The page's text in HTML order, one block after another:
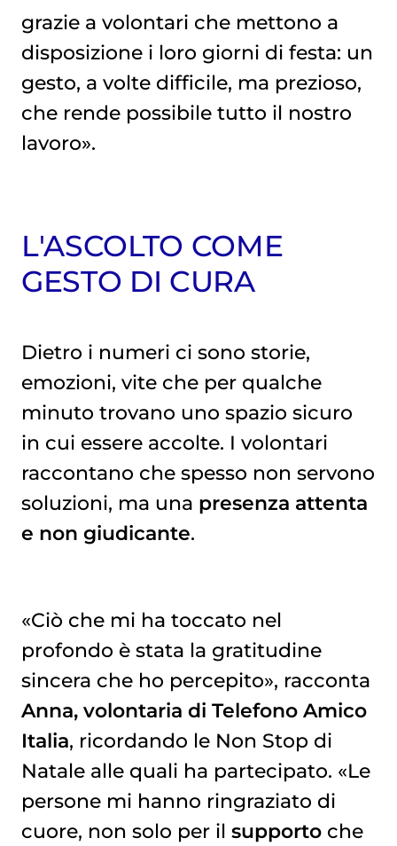
grazie a volontari che mettono a
disposizione i loro giorni di festa: un
gesto, a volte difficile, ma prezioso,
che rende possibile tutto il nostro
lavoro».
L'ASCOLTO COME
GESTO DI CURA
Dietro i numeri ci sono storie,
emozioni, vite che per qualche
minuto trovano uno spazio sicuro
in cui essere accolte. I volontari
raccontano che spesso non servono
soluzioni, ma una presenza attenta
e non giudicante.
«Ciò che mi ha toccato nel
profondo è stata la gratitudine
sincera che ho percepito», racconta
Anna, volontaria di Telefono Amico
Italia, ricordando le Non Stop di
Natale alle quali ha partecipato. «Le
persone mi hanno ringraziato di
cuore, non solo per il supportoche